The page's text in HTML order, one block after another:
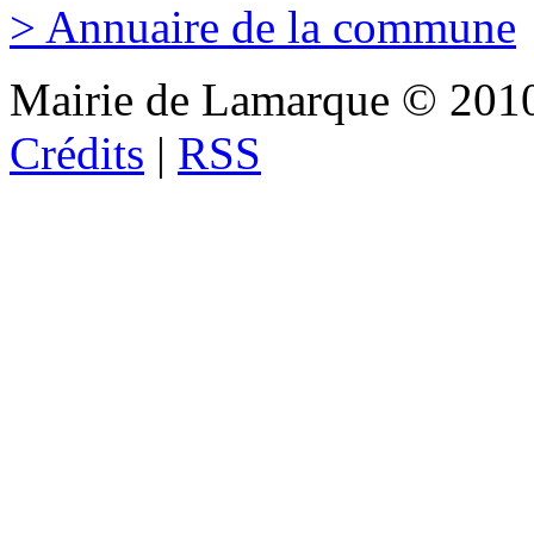
> Annuaire de la commune
Mairie de Lamarque ©
Crédits | RSS